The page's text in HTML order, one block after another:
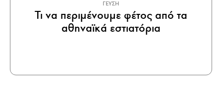
ΓΕΥΣΗ
Τι να περιμένουμε φέτος από τα
αθηναϊκά εστιατόρια